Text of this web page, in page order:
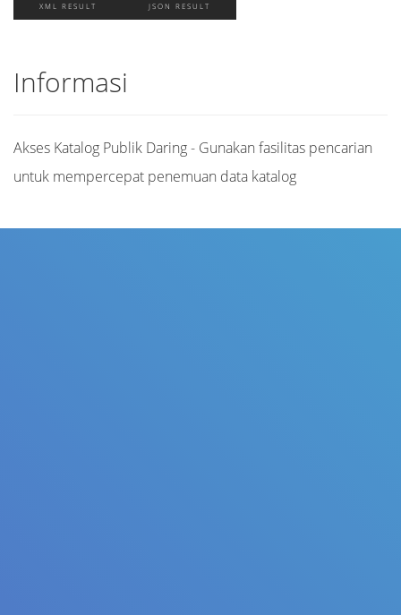
XML RESULT JSON RESULT
Informasi
Akses Katalog Publik Daring - Gunakan fasilitas pencarian
untuk mempercepat penemuan data katalog